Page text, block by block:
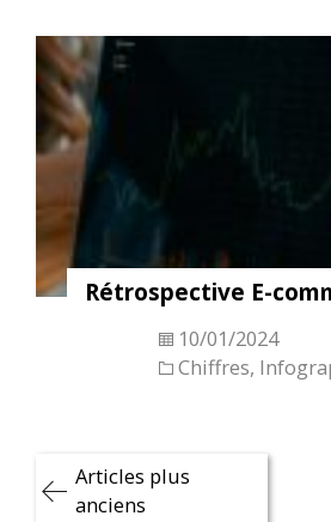
Rétrospective E-
10/01/2024
Chiffres,
Navigation
desArticles plus
anciens